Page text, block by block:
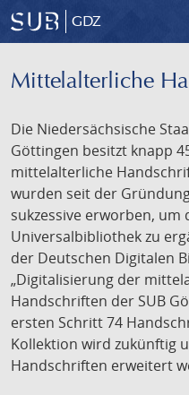
GDZ
Mittelalterliche
Die Niedersächsische
Göttingen besitzt knapp
mittelalterliche
wurden seit der
sukzessive erworben, um
Universalbibliothek zu
der Deutschen Digitalen
„Digitalisierung der
Handschriften der SUB
ersten Schritt 74
Kollektion wird zukünftig
Handschriften erweitert